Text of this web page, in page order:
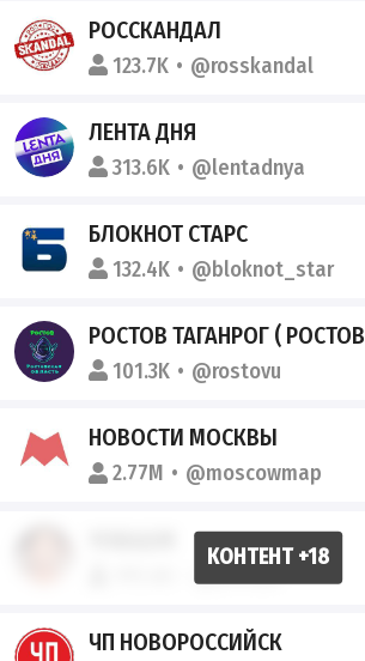
РОССКАНДАЛ
123.7K @rosskandal
ЛЕНТА ДНЯ
313.6K @lentadnya
БЛОКНОТ СТАРС
132.4K @bloknot_star
РОСТОВ ТАГАНРОГ (
101.3K @rostovu
НОВОСТИ МОСКВЫ
2.77M @moscowmap
ЧП НОВОРОССИЙСК